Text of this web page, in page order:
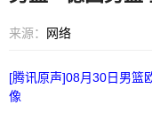
来源： 网络
[腾讯原声]08月30日男篮
像